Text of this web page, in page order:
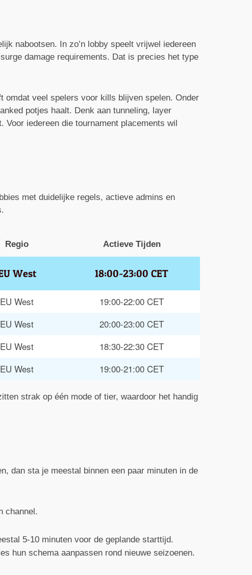
nabootsen. In zo’n lobby speelt vrijwel iedereen
damage requirements. Dat is precies het type
omdat veel spelers voor kills blijven spelen. Onder
potjes haalt. Denk aan tunneling, layer
iedereen die tournament placements wil
met duidelijke regels, actieve admins en
Regio Actieve Tijden
West 18:00-23:00 CET
EU West
19:00-22:00 CET
EU West
20:00-23:00 CET
EU West
18:30-22:30 CET
EU West 19:00-21:00 CET
strak op één mode of tier, waardoor het handig
dan sta je meestal binnen een paar minuten in de
channel.
5-10 minuten voor de geplande starttijd.
hun schema aanpassen rond nieuwe seizoenen.